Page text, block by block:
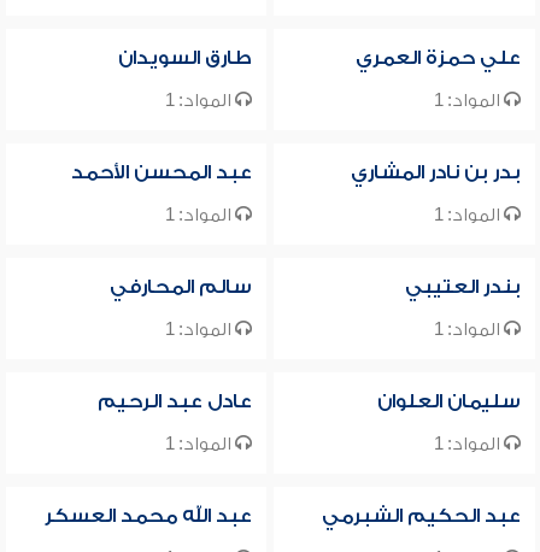
علي حمزة العمري
المواد: 1
طارق السويدان
المواد: 1
بدر بن نادر المشاري
المواد: 1
عبد المحسن الأحمد
المواد: 1
بندر العتيبي
المواد: 1
سالم المحارفي
المواد: 1
سليمان العلوان
المواد: 1
عادل عبد الرحيم
المواد: 1
عبد الحكيم الشبرمي عبد الله محمد العسكر